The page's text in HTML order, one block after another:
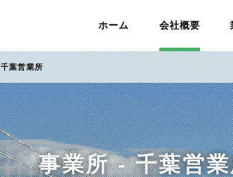
ホーム 会社概要
千葉営業所
事業所 - 千葉営